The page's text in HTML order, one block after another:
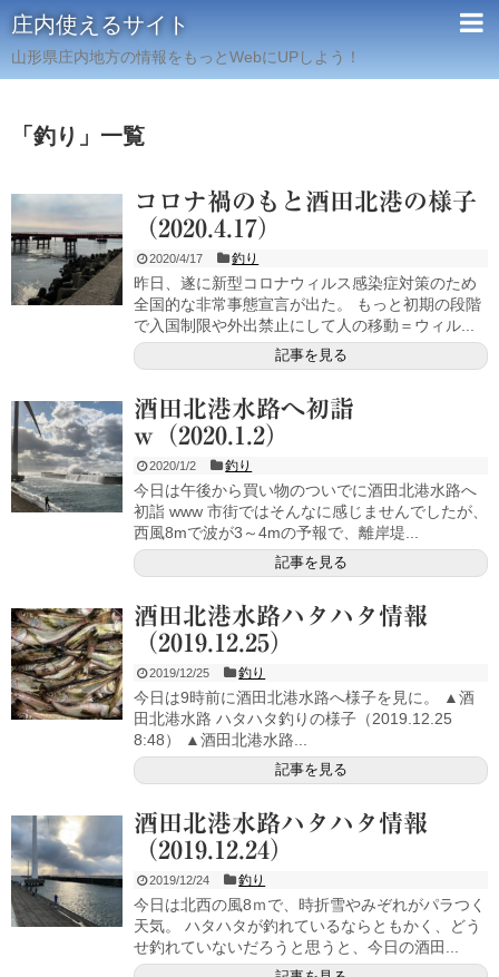
庄内使えるサイト
山形県庄内地方の情報をもっとWebにUPしよう！
「 釣り 」 一覧
コロナ禍のもと酒田北港の様子
（2020.4.17）
2020/4/17 釣り
昨日、遂に新型コロナウィルス感染症対策のため
全国的な非常事態宣言が出た。 もっと初期の段階
で入国制限や外出禁止にして人の移動＝ウィル...
記事を見る
酒田北港水路へ初詣
w（2020.1.2）
2020/1/2 釣り
今日は午後から買い物のついでに酒田北港水路へ
初詣 www 市街ではそんなに感じませんでしたが、
西風8mで波が3～4mの予報で、離岸堤...
記事を見る
酒田北港水路ハタハタ情報
（2019.12.25）
2019/12/25 釣り
今日は9時前に酒田北港水路へ様子を見に。 ▲酒
田北港水路 ハタハタ釣りの様子（2019.12.25
8:48） ▲酒田北港水路...
記事を見る
酒田北港水路ハタハタ情報
（2019.12.24）
2019/12/24 釣り
今日は北西の風8ｍで、時折雪やみぞれがパラつく
天気。 ハタハタが釣れているならともかく、どう
せ釣れていないだろうと思うと、今日の酒田...